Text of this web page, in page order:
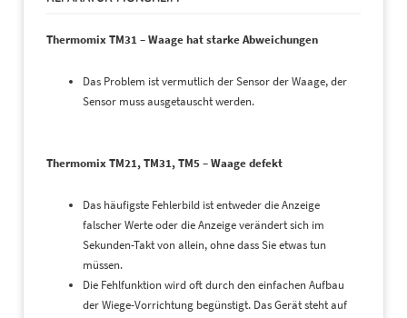
Thermomix TM31 – Waage hat starke Abweichungen
Das Problem ist vermutlich der Sensor der Waage, der
Sensor muss ausgetauscht werden.
Thermomix TM21, TM31, TM5 – Waage defekt
Das häufigste Fehlerbild ist entweder die Anzeige
falscher Werte oder die Anzeige verändert sich im
Sekunden-Takt von allein, ohne dass Sie etwas tun
müssen.
Die Fehlfunktion wird oft durch den einfachen Aufbau
der Wiege-Vorrichtung begünstigt. Das Gerät steht auf